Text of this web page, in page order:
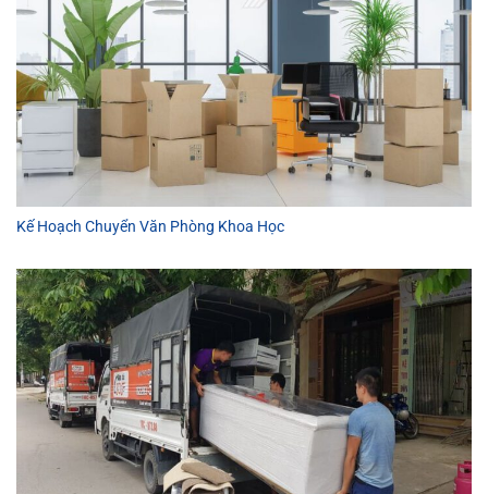
Kế Hoạch Chuyển Văn Phòng Khoa Học